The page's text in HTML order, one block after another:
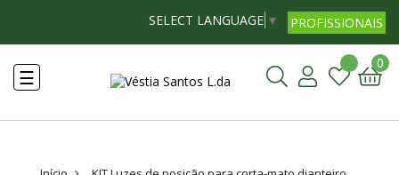
PROFISSIONAIS
SELECT LANGUAGE ▼
Toggle
navigation
☰
0